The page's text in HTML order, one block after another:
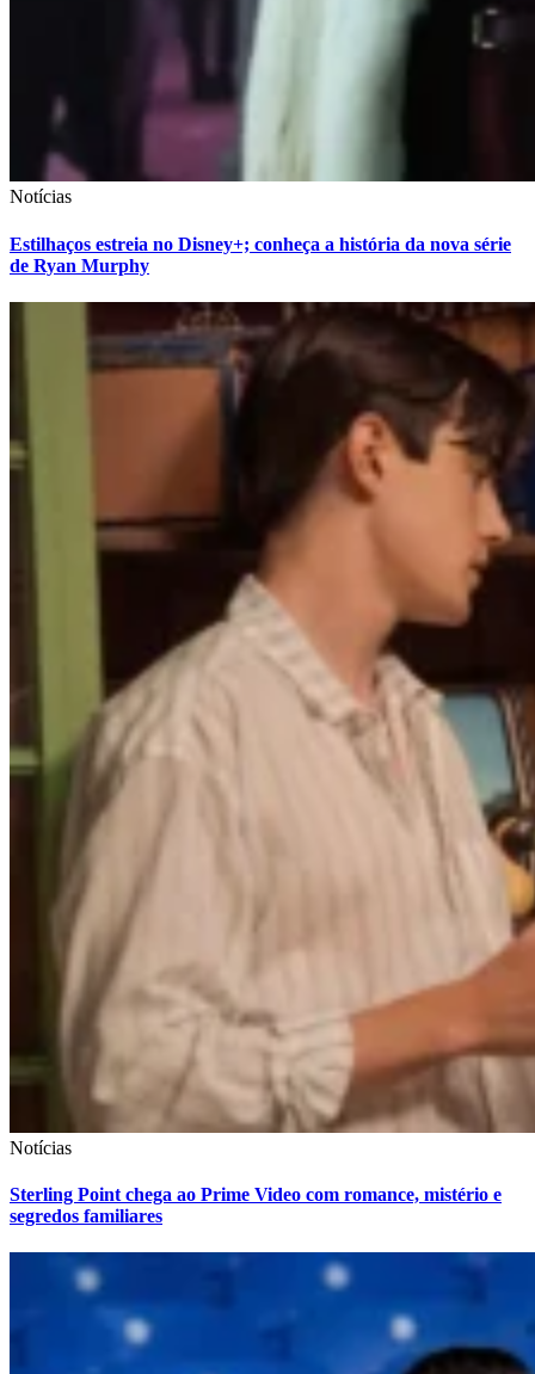
Notícias
Estilhaços estreia no Disney+; conheça a história da nova série
de Ryan Murphy
Notícias
Sterling Point chega ao Prime Video com romance, mistério e
segredos familiares